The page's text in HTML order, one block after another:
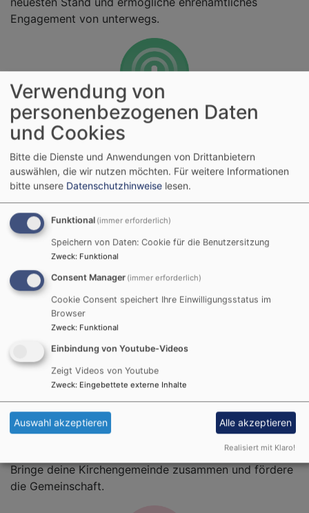
Engagement von unterwegs.
Größere Reichweite.
Weg von fragmentierten und versteckten
Internetpräsenzen hin zu einer zentralen Plattform für
Christinnen und Christen aus aller Welt.
Transparenz.
Kirche bedeutet mehr als Glaube. Ermögliche Einblicke
in das bewundernswerte Innenleben deiner
Kirchengemeinde.
Bringe deine Kirchengemeinde zusammen und fördere
die Gemeinschaft.
Verwendung von
personenbezogenen Daten
und Cookies
Bitte die Dienste und Anwendungen von Drittanbietern
auswählen, die wir nutzen möchten. Für weitere Informationen
bitte unsere Datenschutzhinweise lesen.
Funktional (immer erforderlich)
Speichern von Daten: Cookie für die Benutzersitzung
Zweck: Funktional
Consent Manager (immer erforderlich)
Cookie Consent speichert Ihre Einwilligungsstatus im
Browser
Zweck: Funktional
Einbindung von Youtube-Videos
Zeigt Videos von Youtube
Zweck: Eingebettete externe Inhalte
Auswahl akzeptieren Alle akzeptieren
Realisiert mit Klaro!